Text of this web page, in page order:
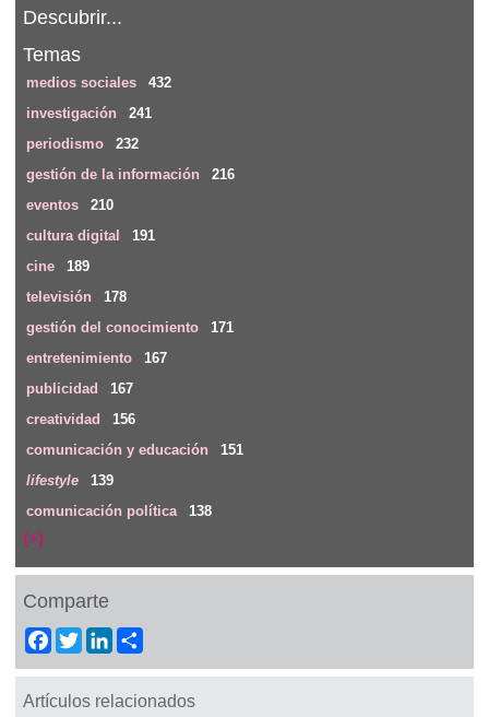
Descubrir...
Temas
medios sociales
432
investigación
241
periodismo
232
gestión de la información
216
eventos
210
cultura digital
191
cine
189
televisión
178
gestión del conocimiento
171
entretenimiento
167
publicidad
167
creatividad
156
comunicación y educación
151
lifestyle
139
comunicación política
138
(+)
Comparte
Facebook
TwitterLinkedIn
Artículos relacionados